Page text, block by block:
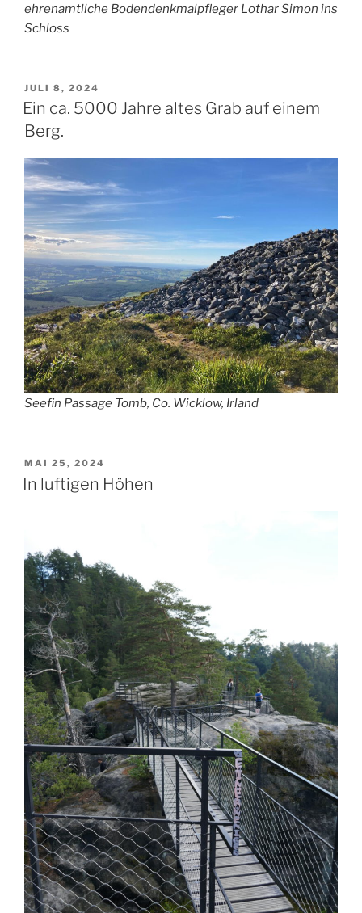
ehrenamtliche Bodendenkmalpfleger Lothar Simon ins
Schloss
VERÖFFENTLICHT
AM
JULI 8, 2024
Ein ca. 5000 Jahre altes Grab auf einem
Berg.
Seefin Passage Tomb, Co. Wicklow, Irland
VERÖFFENTLICHT
AM
MAI 25, 2024
In luftigen Höhen